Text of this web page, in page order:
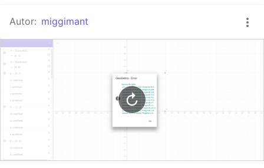
GeoGebra Classroom
Abrir sesión
Autor: miggimant